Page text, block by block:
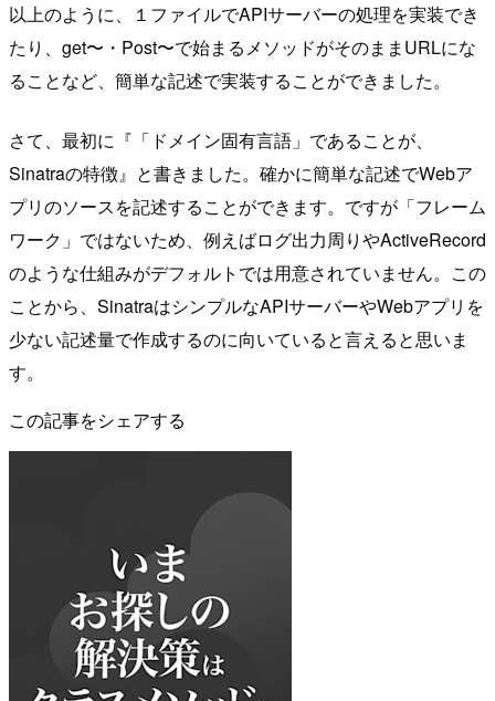
以上のように、１ファイルでAPIサーバーの処理を実装でき
たり、get〜・Post〜で始まるメソッドがそのままURLにな
ることなど、簡単な記述で実装することができました。
さて、最初に『「ドメイン固有言語」であることが、
Sinatraの特徴』と書きました。確かに簡単な記述でWebア
プリのソースを記述することができます。ですが「フレーム
ワーク」ではないため、例えばログ出力周りやActiveRecord
のような仕組みがデフォルトでは用意されていません。この
ことから、SinatraはシンプルなAPIサーバーやWebアプリを
少ない記述量で作成するのに向いていると言えると思いま
す。
この記事をシェアする